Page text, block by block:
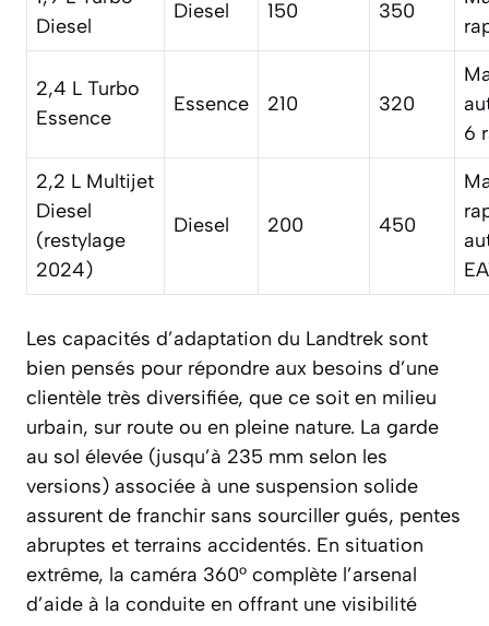
Diesel
Diesel 150 350
2,4 L Turbo
Essence
Essence 210 320
6
2,2 L Multijet
Diesel
(restylage
2024)
Diesel 200 450
Les capacités d’adaptation du Landtrek sont
bien pensés pour répondre aux besoins d’une
clientèle très diversifiée, que ce soit en milieu
urbain, sur route ou en pleine nature. La garde
au sol élevée (jusqu’à 235 mm selon les
versions) associée à une suspension solide
assurent de franchir sans sourciller gués, pentes
abruptes et terrains accidentés. En situation
extrême, la caméra 360° complète l’arsenal
d’aide à la conduite en offrant une visibilité